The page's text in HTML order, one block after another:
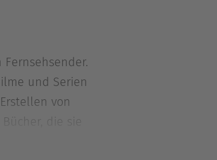
und Serien
von
die sie